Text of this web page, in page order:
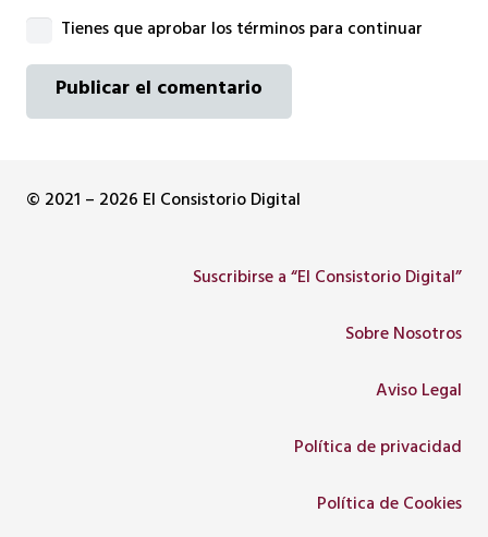
Tienes que aprobar los términos para continuar
Publicar el comentario
© 2021 – 2026 El Consistorio Digital
Suscribirse a “El Consistorio Digital”
Sobre Nosotros
Aviso Legal
Política de privacidad
Política de Cookies